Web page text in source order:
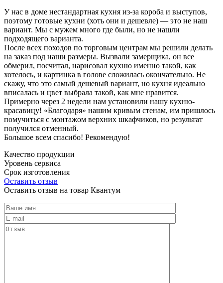
У нас в доме нестандартная кухня из-за короба и выступов,
поэтому готовые кухни (хоть они и дешевле) — это не наш
вариант. Мы с мужем много где были, но не нашли
подходящего варианта.
После всех походов по торговым центрам мы решили делать
на заказ под наши размеры. Вызвали замерщика, он все
обмерил, посчитал, нарисовал кухню именно такой, как
хотелось, и картинка в голове сложилась окончательно. Не
скажу, что это самый дешевый вариант, но кухня идеально
вписалась и цвет выбрала такой, как мне нравится.
Примерно через 2 недели нам установили нашу кухню-
красавицу! «Благодаря» нашим кривым стенам, им пришлось
помучиться с монтажом верхних шкафчиков, но результат
получился отменный.
Большое всем спасибо! Рекомендую!
Качество продукции
Уровень сервиса
Срок изготовления
Оставить отзыв
Оставить отзыв на товар Квантум